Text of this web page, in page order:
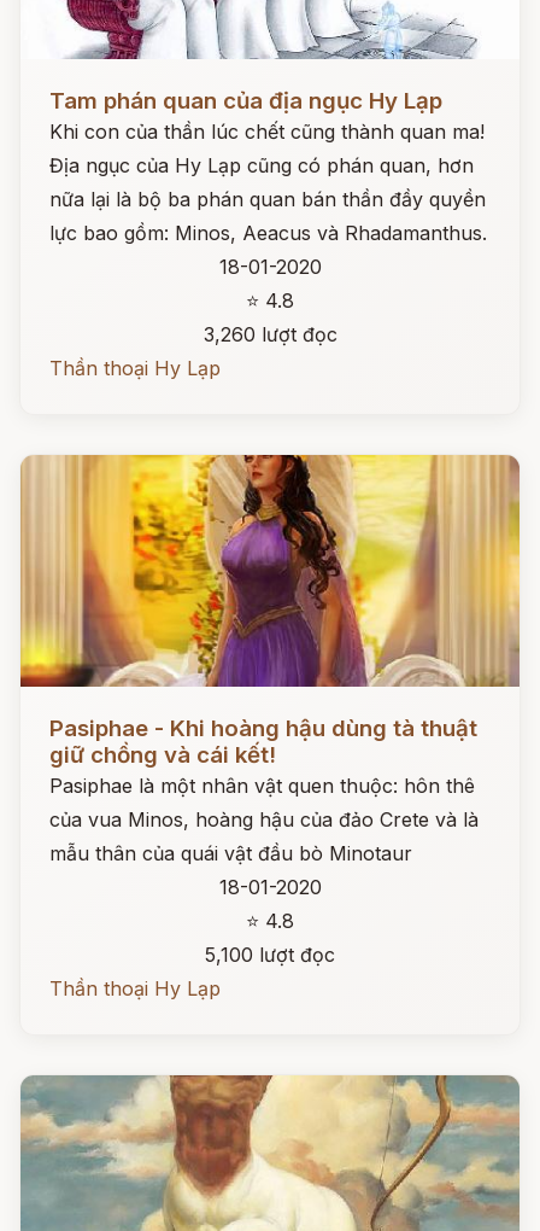
Tam phán quan của địa ngục Hy Lạp
Khi con của thần lúc chết cũng thành quan ma!
Địa ngục của Hy Lạp cũng có phán quan, hơn
nữa lại là bộ ba phán quan bán thần đầy quyền
lực bao gồm: Minos, Aeacus và Rhadamanthus.
18-01-2020
⭐ 4.8
3,260 lượt đọc
Thần thoại Hy Lạp
Pasiphae - Khi hoàng hậu dùng tà thuật
giữ chồng và cái kết!
Pasiphae là một nhân vật quen thuộc: hôn thê
của vua Minos, hoàng hậu của đảo Crete và là
mẫu thân của quái vật đầu bò Minotaur
18-01-2020
⭐ 4.8
5,100 lượt đọc
Thần thoại Hy Lạp